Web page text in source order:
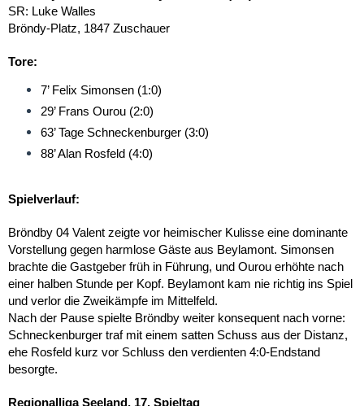
SR: Luke Walles
Bröndy-Platz, 1847 Zuschauer
Tore:
7’ Felix Simonsen (1:0)
29’ Frans Ourou (2:0)
63’ Tage Schneckenburger (3:0)
88’ Alan Rosfeld (4:0)
Spielverlauf:
Bröndby 04 Valent zeigte vor heimischer Kulisse eine dominante
Vorstellung gegen harmlose Gäste aus Beylamont. Simonsen
brachte die Gastgeber früh in Führung, und Ourou erhöhte nach
einer halben Stunde per Kopf. Beylamont kam nie richtig ins Spiel
und verlor die Zweikämpfe im Mittelfeld.
Nach der Pause spielte Bröndby weiter konsequent nach vorne:
Schneckenburger traf mit einem satten Schuss aus der Distanz,
ehe Rosfeld kurz vor Schluss den verdienten 4:0-Endstand
besorgte.
Regionalliga Seeland, 17. Spieltag